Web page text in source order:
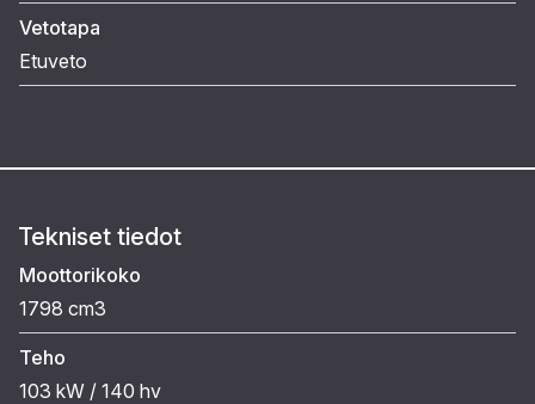
Vetotapa
Etuveto
Tekniset tiedot
Moottorikoko
1798 cm3
Teho
103 kW / 140 hv